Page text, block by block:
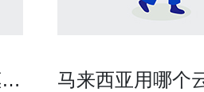
马来西亚用哪个